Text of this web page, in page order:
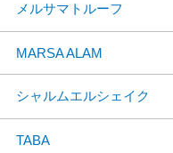
メルサマトルーフ
MARSA ALAM
シャルムエルシェイク
TABA